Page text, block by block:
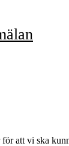
att vi ska